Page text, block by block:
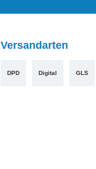
Versandarten
DPD Digital GLS